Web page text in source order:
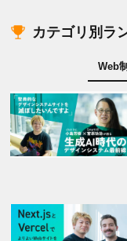
カテゴリ別ラ
Web